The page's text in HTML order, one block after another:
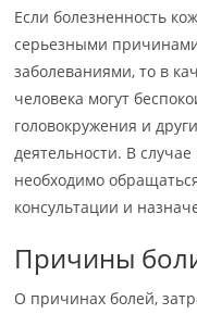
Если болезненность
серьезными
заболеваниями, то в
человека могут
головокружения и
деятельности. В
необходимо
консультации и
Причины
О причинах болей,